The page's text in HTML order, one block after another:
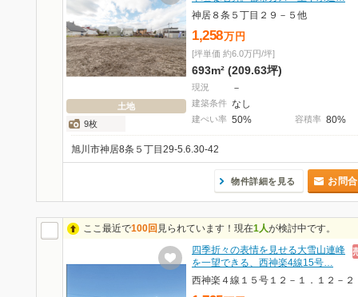
土地
9枚
神居８条５丁目２９－５他
1,258万 円
[坪単価 約6.0万円/坪]
693m² (209.63坪)
現況 －
建築条件 なし
建ぺい率 50% 容積率 80%
旭川市神居8条５丁目29-5.6.30-42
物件詳細を見る お問
ここ最近で100回 見られています！現在1人が検討中です。
四季折々の表情を見せる大雪山連峰
を一望できる、西神楽4線15号…
西神楽４線１５号１２－１．１２－２